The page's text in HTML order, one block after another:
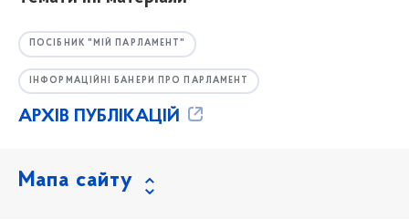
ПОСІБНИК "МІЙ ПАРЛАМЕНТ"
ІНФОРМАЦІЙНІ БАНЕРИ ПРО ПАРЛАМЕНТ
АРХІВ ПУБЛІКАЦІЙ
Мапа сайту